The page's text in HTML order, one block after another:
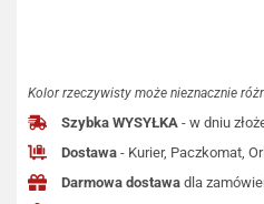
Kolor rzeczywisty może nieznacznie
Szybka WYSYŁKA - w dniu
Dostawa - Kurier, Paczkomat,
Darmowa dostawa dla